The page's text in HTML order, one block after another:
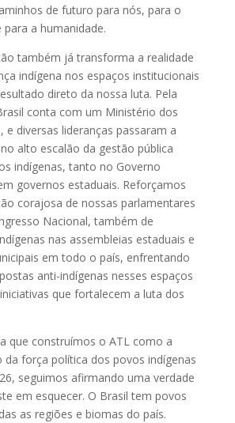
de futuro para nós, para o
a humanidade.
também já transforma a realidade
indígena nos espaços institucionais
direto da nossa luta. Pela
conta com um Ministério dos
e diversas lideranças passaram a
alto escalão da gestão pública
indígenas, tanto no Governo
governos estaduais. Reforçamos
corajosa de nossas parlamentares
Nacional, também de
nas assembleias estaduais e
em todo o país, enfrentando
anti-indígenas nesses espaços
que fortalecem a luta dos
que construímos o ATL como a
da força política dos povos indígenas
seguimos afirmando uma verdade
em esquecer. O Brasil tem povos
as regiões e biomas do país.